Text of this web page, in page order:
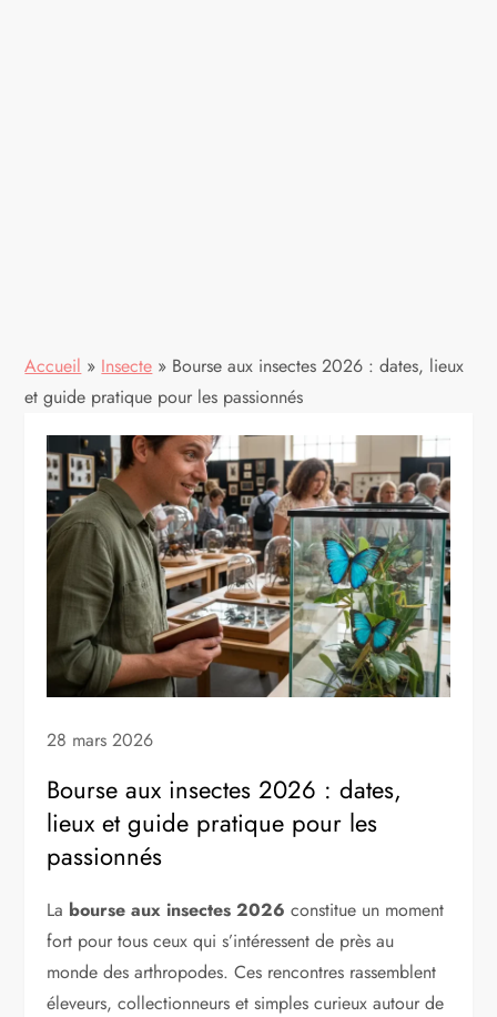
Accueil » Insecte » Bourse aux insectes 2026 : dates, lieux
et guide pratique pour les passionnés
28 mars 2026
Bourse aux insectes 2026 : dates,
lieux et guide pratique pour les
passionnés
La bourse aux insectes 2026 constitue un moment
fort pour tous ceux qui s’intéressent de près au
monde des arthropodes. Ces rencontres rassemblent
éleveurs, collectionneurs et simples curieux autour de